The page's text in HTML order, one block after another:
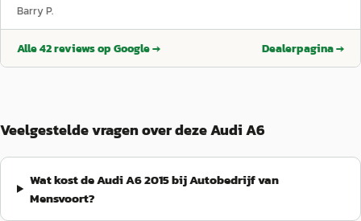
zonnetje. Kortom: een betrouwbare verkoper met prima
Barry P.
Alle42reviews op Google → Dealerpagina →
Veelgestelde vragen over deze Audi A6
Wat kost de Audi A6 2015 bij Autobedrijf van
Mensvoort?